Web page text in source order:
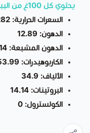
يحتوي كل 100غ من الببريكا
السعرات الحرارية: 282
الدهون: 12.89
الدهون المشبعة: 2.14
الكاربوهيدرات: 53.99
الألياف: 34.9
البروتينات: 14.14
الكولسترول: 0